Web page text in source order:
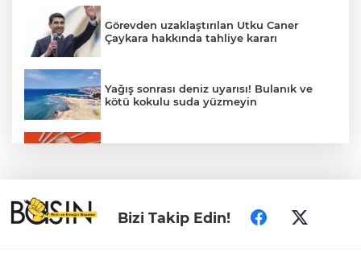
Görevden uzaklaştırılan Utku Caner
Çaykara hakkında tahliye kararı
Yağış sonrası deniz uyarısı! Bulanık ve
kötü kokulu suda yüzmeyin
Fındık alım fiyatları açıklandı... Alımlar 24
Ağustos'ta başlıyor
Bizi Takip Edin!